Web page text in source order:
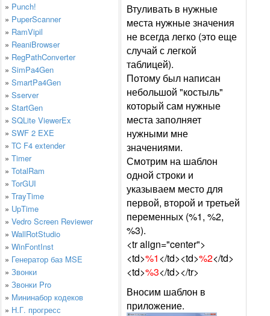
» Punch!
» PuperScanner
» RamVipil
» ReaniBrowser
» RegPathConverter
» SimPa4Gen
» SmartPa4Gen
» Sserver
» StartGen
» SQLite ViewerEx
» SWF 2 EXE
» TC F4 extender
» Timer
» TotalRam
» TorGUI
» TrayTime
» UpTime
» Vedro Screen Reviewer
» WallRotStudio
» WinFontInst
» Генератор баз MSE
» Звонки
» Звонки Pro
» Мининабор кодеков
» Н.Г. прогресс
Втуливать в нужные
места нужные значения
не всегда легко (это еще
случай с легкой
таблицей).
Потому был написан
небольшой "костыль"
который сам нужные
места заполняет
нужными мне
значениями.
Смотрим на шаблон
одной строки и
указываем место для
первой, второй и третьей
переменных (%1, %2,
%3).
<tr align="center">
<td>%1</td><td>%2</td>
<td>%3</td></tr>
Вносим шаблон в
приложение.